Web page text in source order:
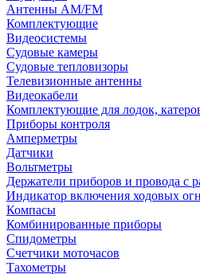
Антенны AM/FM
Комплектующие
Видеосистемы
Судовые камеры
Cудовые тепловизоры
Телевизионные антенны
Видеокабели
Комплектующие для лодок,
Приборы контроля
Амперметры
Датчики
Вольтметры
Держатели приборов и провода с
Индикатор включения ходовых
Компасы
Комбинированные приборы
Спидометры
Счетчики моточасов
Тахометры